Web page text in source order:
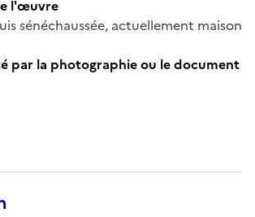
l'œuvre
sénéchaussée, actuellement maison
par la photographie ou le document